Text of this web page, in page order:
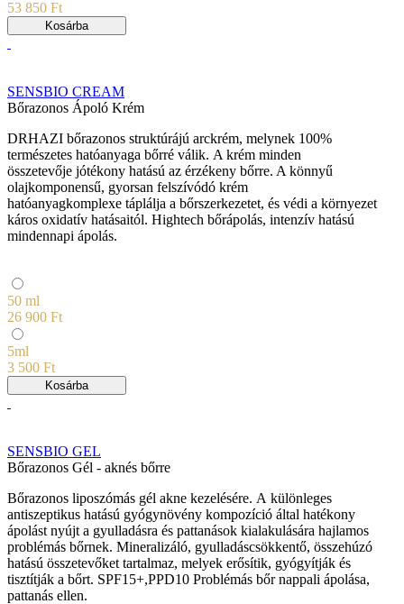
53 850 Ft
Kosárba
SENSBIO CREAM
Bőrazonos Ápoló Krém
DRHAZI bőrazonos struktúrájú arckrém, melynek 100%
természetes hatóanyaga bőrré válik. A krém minden
összetevője jótékony hatású az érzékeny bőrre. A könnyű
olajkomponensű, gyorsan felszívódó krém
hatóanyagkomplexe táplálja a bőrszerkezetet, és védi a környezet
káros oxidatív hatásaitól. Hightech bőrápolás, intenzív hatású
mindennapi ápolás.
50 ml
26 900 Ft
5ml
3 500 Ft
Kosárba
SENSBIO GEL
Bőrazonos Gél - aknés bőrre
Bőrazonos liposzómás gél akne kezelésére. A különleges
antiszeptikus hatású gyógynövény kompozíció által hatékony
ápolást nyújt a gyulladásra és pattanások kialakulására hajlamos
problémás bőrnek. Mineralizáló, gyulladáscsökkentő, összehúzó
hatású összetevőket tartalmaz, melyek erősítik, gyógyítják és
tisztítják a bőrt. SPF15+,PPD10 Problémás bőr nappali ápolása,
pattanás ellen.